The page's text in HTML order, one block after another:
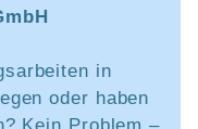
in
oder haben